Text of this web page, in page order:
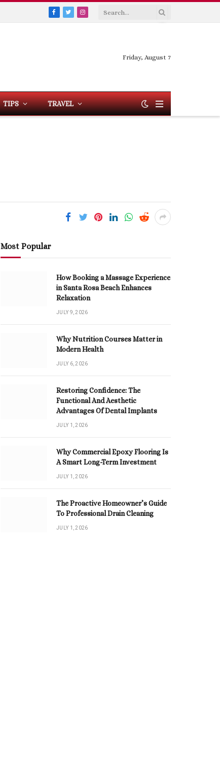
Facebook
TwitterInstagram
Friday, August 7
TIPS TRAVEL
Most Popular
How Booking a Massage Experience
in Santa Rosa Beach Enhances
Relaxation
JULY 9, 2026
Why Nutrition Courses Matter in
Modern Health
JULY 6, 2026
Restoring Confidence: The
Functional And Aesthetic
Advantages Of Dental Implants
JULY 1, 2026
Why Commercial Epoxy Flooring Is
A Smart Long-Term Investment
JULY 1, 2026
The Proactive Homeowner’s Guide
To Professional Drain Cleaning
JULY 1, 2026